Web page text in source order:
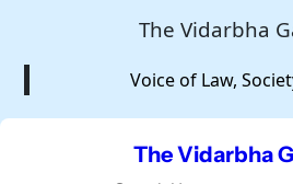
The Vidarbha
Voice of Law,
The Vidarbha